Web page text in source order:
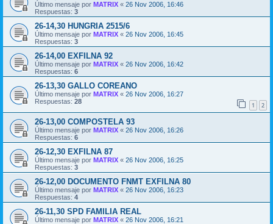
Último mensaje por MATRIX « 26 Nov 2006, 16:46
Respuestas: 3
26-14,30 HUNGRIA 2515/6
Último mensaje por MATRIX « 26 Nov 2006, 16:45
Respuestas: 3
26-14,00 EXFILNA 92
Último mensaje por MATRIX « 26 Nov 2006, 16:42
Respuestas: 6
26-13,30 GALLO COREANO
Último mensaje por MATRIX « 26 Nov 2006, 16:27
Respuestas: 28 1 2
26-13,00 COMPOSTELA 93
Último mensaje por MATRIX « 26 Nov 2006, 16:26
Respuestas: 6
26-12,30 EXFILNA 87
Último mensaje por MATRIX « 26 Nov 2006, 16:25
Respuestas: 3
26-12,00 DOCUMENTO FNMT EXFILNA 80
Último mensaje por MATRIX « 26 Nov 2006, 16:23
Respuestas: 4
26-11,30 SPD FAMILIA REAL
Último mensaje por MATRIX « 26 Nov 2006, 16:21